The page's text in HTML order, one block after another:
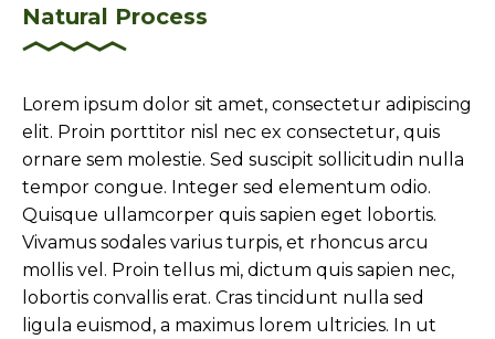
Natural Process
Lorem ipsum dolor sit amet, consectetur adipiscing
elit. Proin porttitor nisl nec ex consectetur, quis
ornare sem molestie. Sed suscipit sollicitudin nulla
tempor congue. Integer sed elementum odio.
Quisque ullamcorper quis sapien eget lobortis.
Vivamus sodales varius turpis, et rhoncus arcu
mollis vel. Proin tellus mi, dictum quis sapien nec,
lobortis convallis erat. Cras tincidunt nulla sed
ligula euismod, a maximus lorem ultricies. In ut